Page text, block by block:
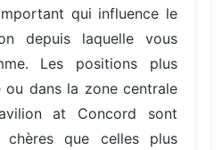
qui influence le
depuis laquelle vous
Les positions plus
dans la zone centrale
at Concord sont
chères que celles plus